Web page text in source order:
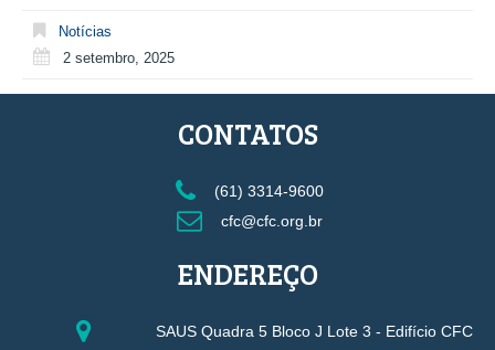
Notícias
2 setembro, 2025
CONTATOS
(61) 3314-9600
cfc@cfc.org.br
ENDEREÇO
SAUS Quadra 5 Bloco J Lote 3 - Edifício CFC